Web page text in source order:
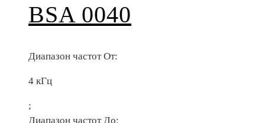
BSA 0040
Диапазон частот От:
4 кГц
;
Диапазон частот До: